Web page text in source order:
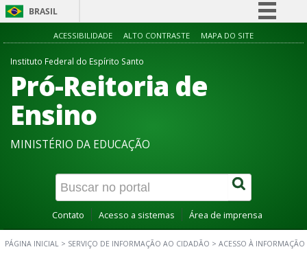
BRASIL
Simplifique!
Acesso à informação
ACESSIBILIDADE ALTO CONTRASTE MAPA DO SITE
Instituto Federal do Espírito Santo
Pró-Reitoria de
Ensino
MINISTÉRIO DA EDUCAÇÃO
Contato Acesso a sistemas Área de imprensa
PÁGINA INICIAL > SERVIÇO DE INFORMAÇÃO AO CIDADÃO > ACESSO À INFORMAÇÃO